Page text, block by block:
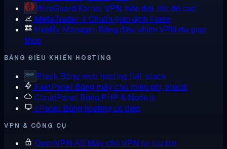
WireGuard Kernel VPN hiện đại, tốc độ cao
MetaTrader 4 Chuẩn giao dịch Forex
Hiddify Manager Bảng điều khiển VPN đa giao
thức
BẢNG ĐIỀU KHIỂN HOSTING
Plesk Bảng web hosting full-stack
FastPanel Bảng máy chủ miễn phí, nhanh
CloudPanel Bảng PHP & Node.js
cPanel Bảng hosting cổ điển
VPN & CÔNG CỤ
OpenVPN AS Máy chủ VPN tự lưu trữ